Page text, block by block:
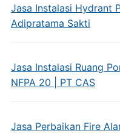
Jasa Instalasi Hydrant
Adipratama Sakti
Jasa Instalasi Ruang
NFPA 20 | PT CAS
Jasa Perbaikan Fire